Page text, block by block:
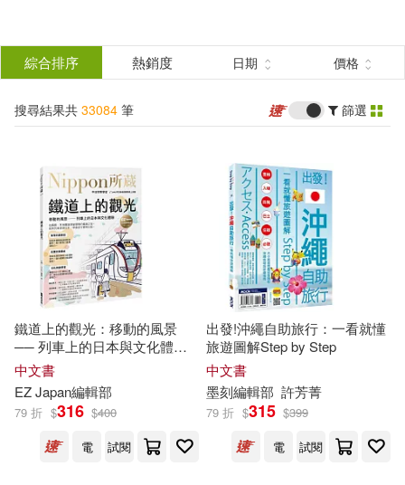
結
分類 (單選)
所有商品(33084)
圖書(31433)
雜誌(1)
有聲書(16)
作者 (可複選)
編輯部(4291)
根華編輯部(2951)
世一編輯部(1604) 展開
綜合排序 熱銷度 日期 價格
搜尋結果共 33084 筆 篩選
鐵道上的觀光：移動的風景
── 列車上的日本與文化體
驗：Nippon所藏日語嚴選講座
(附日籍老師親錄線上音檔)
中文書
EZ Japan編輯部
79 折 $316 $400
電
試閱
出發!沖繩自助旅行：一看就懂
旅遊圖解Step by Step
中文書
墨刻編輯部 許芳菁
79 折 $315 $399
電
試閱